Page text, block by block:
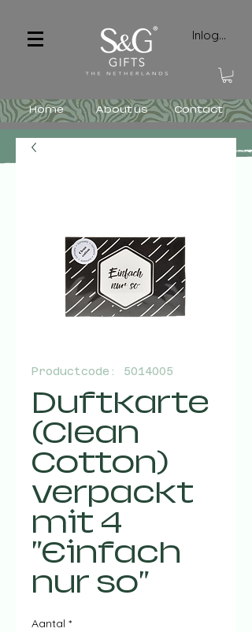
Inloggen
Home About us Contact
Productcode: 5014005
Duftkarte
(Clean
Cotton)
verpackt
mit 4
"Einfach
nur so"
Aantal *